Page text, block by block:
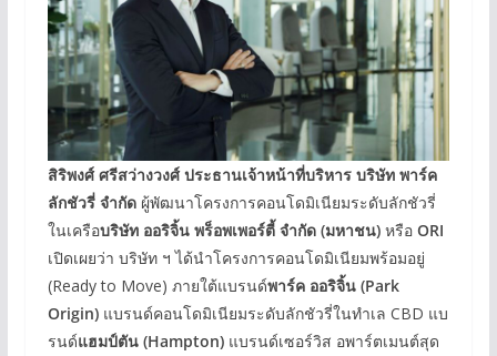
สิริพงศ์ ศรีสว่างวงศ์ ประธานเจ้าหน้าที่บริหาร บริษัท พาร์ค
ลักชัวรี่ จำกัดผู้พัฒนาโครงการคอนโดมิเนียมระดับลักชัวรี่
ในเครือบริษัท ออริจิ้น พร็อพเพอร์ตี้ จำกัด (มหาชน)หรือ ORI
เปิดเผยว่า บริษัท ฯ ได้นำโครงการคอนโดมิเนียมพร้อมอยู่
(Ready to Move) ภายใต้แบรนด์พาร์ค ออริจิ้น (Park
Origin)แบรนด์คอนโดมิเนียมระดับลักชัวรี่ในทำเล CBD แบ
รนด์แฮมป์ตัน (Hampton) แบรนด์เซอร์วิส อพาร์ตเมนต์สุด